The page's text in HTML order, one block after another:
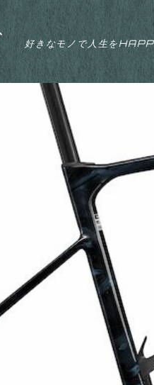
好きなモノで人生を